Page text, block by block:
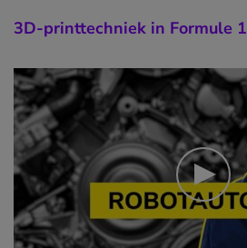
3D-printtechniek in Formule 1